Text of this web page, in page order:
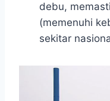
debu,
(memenuhi
sekitar